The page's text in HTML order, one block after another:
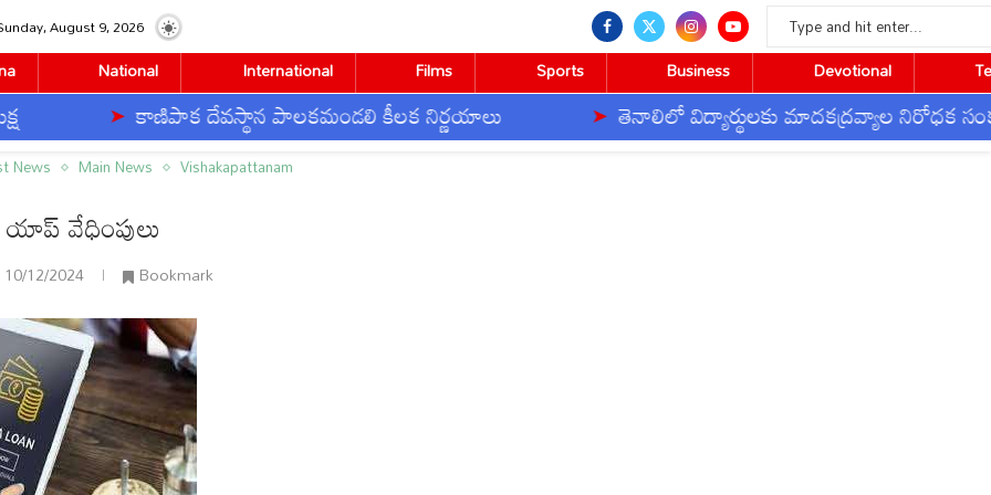
August 9, 2026
National International Films Sports Business Devotional
కాణిపాక దేవస్థాన పాలకమండలి కీలక నిర్ణయాలు తెనాలిలో విద్యార్థులకు మాదకద్రవ్యాల నిరోధక సంకల్పం
News Main News Vishakapattanam
వేధింపులు
10/12/2024 Bookmark